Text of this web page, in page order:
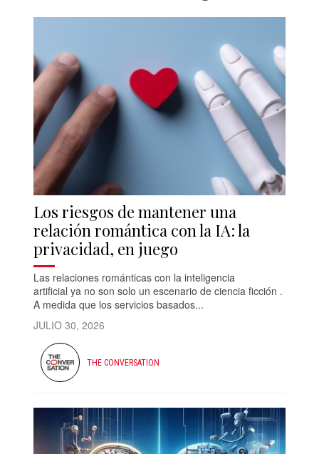
Los riesgos de mantener una
relación romántica con la IA: la
privacidad, en juego
Las relaciones románticas con la inteligencia
artificial ya no son solo un escenario de ciencia ficción .
A medida que los servicios basados...
JULIO 30, 2026
THE CONVERSATION